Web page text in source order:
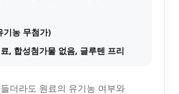
기농 무첨가)
, 합성첨가물 없음, 글루텐 프리
더라도 원료의 유기농 여부와